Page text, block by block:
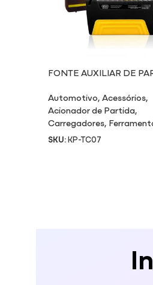
FONTE AUXILIAR DE
Automotivo,Acessórios,
Acionador de Partida,
Carregadores,
SKU:KP-TC07